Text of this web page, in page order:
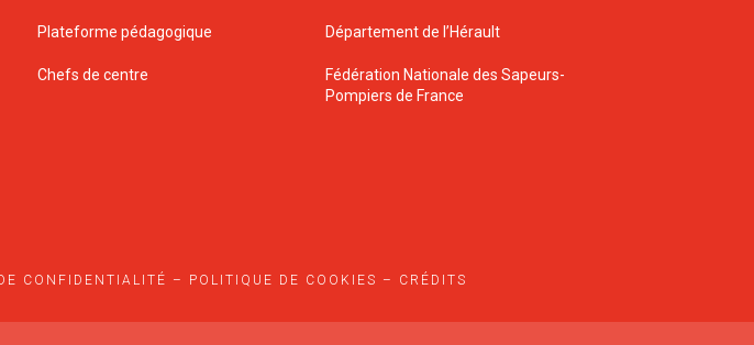
Plateforme pédagogique
Chefs de centre
Département de l’Hérault
Fédération Nationale des Sapeurs-
Pompiers de France
CONFIDENTIALITÉ – POLITIQUE DE COOKIES – CRÉDITS